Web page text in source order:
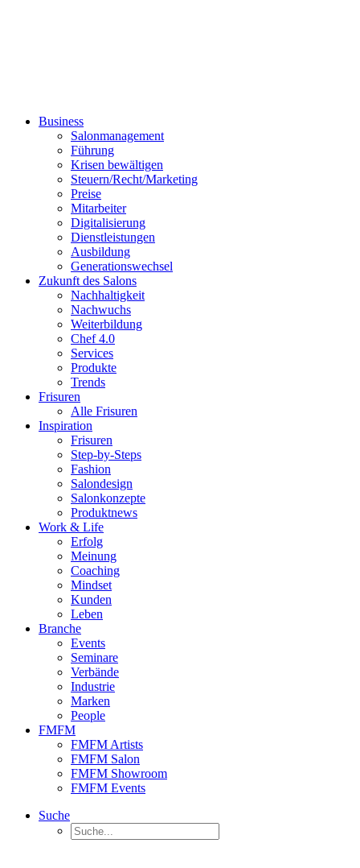
Business
Salonmanagement
Führung
Krisen bewältigen
Steuern/Recht/Marketing
Preise
Mitarbeiter
Digitalisierung
Dienstleistungen
Ausbildung
Generationswechsel
Zukunft des Salons
Nachhaltigkeit
Nachwuchs
Weiterbildung
Chef 4.0
Services
Produkte
Trends
Frisuren
Alle Frisuren
Inspiration
Frisuren
Step-by-Steps
Fashion
Salondesign
Salonkonzepte
Produktnews
Work & Life
Erfolg
Meinung
Coaching
Mindset
Kunden
Leben
Branche
Events
Seminare
Verbände
Industrie
Marken
People
FMFM
FMFM Artists
FMFM Salon
FMFM Showroom
FMFM Events
Suche